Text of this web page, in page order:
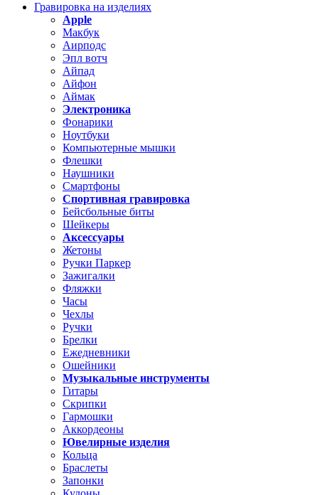
Гравировка на изделиях
Apple
Макбук
Аирподс
Эпл вотч
Айпад
Айфон
Аймак
Электроника
Фонарики
Ноутбуки
Компьютерные мышки
Флешки
Наушники
Смартфоны
Спортивная гравировка
Бейсбольные биты
Шейкеры
Аксессуары
Жетоны
Ручки Паркер
Зажигалки
Фляжки
Часы
Чехлы
Ручки
Брелки
Ежедневники
Ошейники
Музыкальные инструменты
Гитары
Скрипки
Гармошки
Аккордеоны
Ювелирные изделия
Кольца
Браслеты
Запонки